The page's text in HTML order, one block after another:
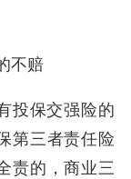
不赔
投保交强险的
第三者责任险
责的，商业三